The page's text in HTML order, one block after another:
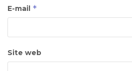
E-mail *
Site web